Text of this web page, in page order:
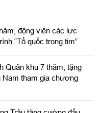
động viên các lực
“Tổ quốc trong tim”
Quân khu 7 thăm, tặng
Nam tham gia chương